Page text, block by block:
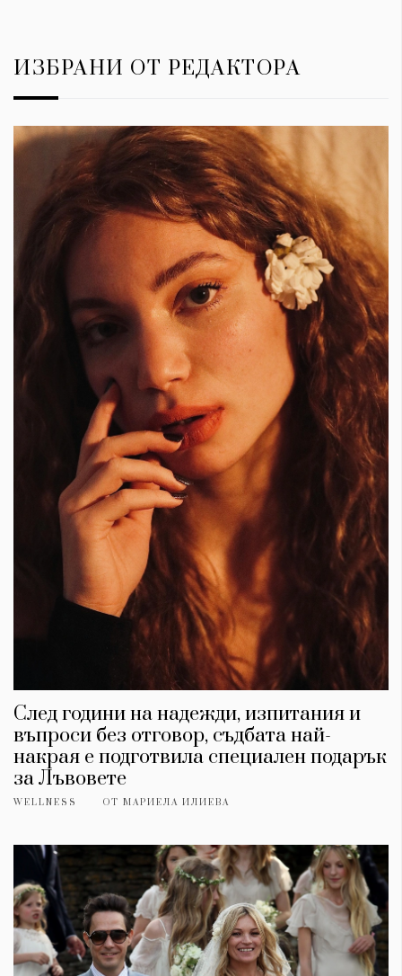
ИЗБРАНИ ОТ РЕДАКТОРА
След години на надежди, изпитания и
въпроси без отговор, съдбата най-
накрая е подготвила специален подарък
за Лъвовете
WELLNESS ОТ МАРИЕЛА ИЛИЕВА